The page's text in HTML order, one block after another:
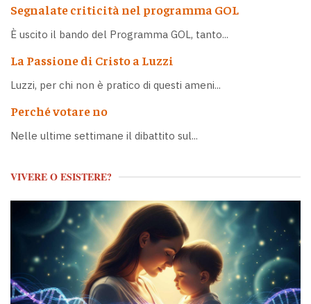
Segnalate criticità nel programma GOL
È uscito il bando del Programma GOL, tanto...
La Passione di Cristo a Luzzi
Luzzi, per chi non è pratico di questi ameni...
Perché votare no
Nelle ultime settimane il dibattito sul...
VIVERE O ESISTERE?